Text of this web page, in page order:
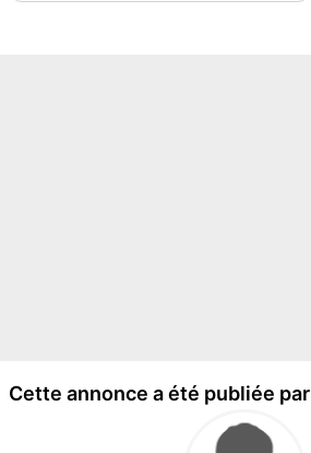
Cette annonce a été publiée par